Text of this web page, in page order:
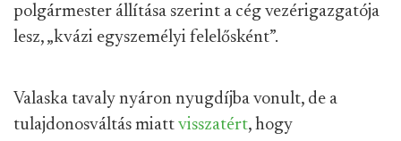
polgármester állítása szerint a cég vezérigazgatója
lesz, „kvázi egyszemélyi felelősként”.
Valaska tavaly nyáron nyugdíjba vonult, de a
tulajdonosváltás miatt visszatért, hogy